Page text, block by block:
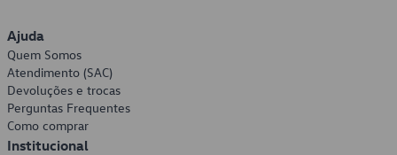
Ajuda
Quem Somos
Atendimento (SAC)
Devoluções e trocas
Perguntas Frequentes
Como comprar
Institucional